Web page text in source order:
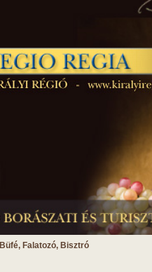
Büfé, Falatozó, Bisztró